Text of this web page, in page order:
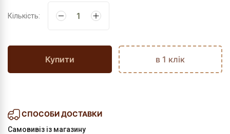
Кількість:
Купити в 1 клік
СПОСОБИ ДОСТАВКИ
Самовивіз із магазину